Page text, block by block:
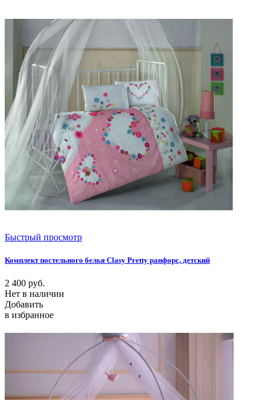
Быстрый просмотр
Комплект постельного белья Clasy Pretty ранфорс, детский
2 400 руб.
Нет в наличии
Добавить
в избранное